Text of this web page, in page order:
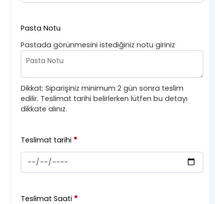
Pasta Notu
Pastada görünmesini istediğiniz notu giriniz
Dikkat: Siparişiniz minimum 2 gün sonra teslim
edilir. Teslimat tarihi belirlerken lütfen bu detayı
dikkate alınız.
Teslimat tarihi *
Teslimat Saati *